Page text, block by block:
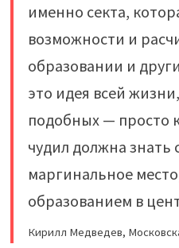
именно секта,
возможности и
образовании и
это идея всей
подобных — просто
чудил должна знать
маргинальное
образованием в
Кирилл Медведев,